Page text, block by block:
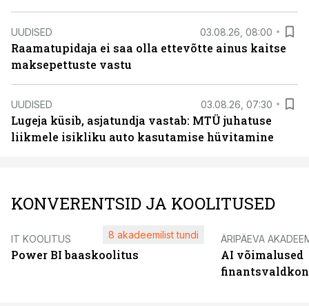
UUDISED 03.08.26, 08:00
Raamatupidaja ei saa olla ettevõtte ainus kaitse
maksepettuste vastu
UUDISED 03.08.26, 07:30
Lugeja küsib, asjatundja vastab: MTÜ juhatuse
liikmele isikliku auto kasutamise hüvitamine
KONVERENTSID JA KOOLITUSED
IT KOOLITUS
Power BI baaskoolitus
8 akadeemilist tundi ÄRIPÄEVA
AI võimalused